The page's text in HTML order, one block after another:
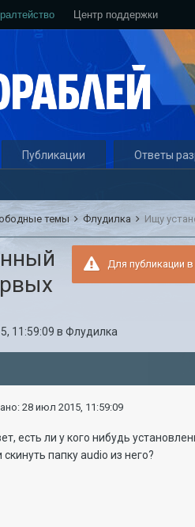
Центр поддержки
Публикации Ответы
темы Флудилка Ищу
Для публикации
11:59:09 вФлудилка
28 июл 2015, 11:59:09
есть ли у кого нибудь
папку audio из него?